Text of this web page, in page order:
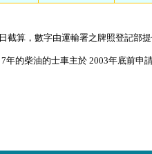
日截算，數字由運輸署之牌照登記部提
7年的柴油的士車主於 2003年底前申